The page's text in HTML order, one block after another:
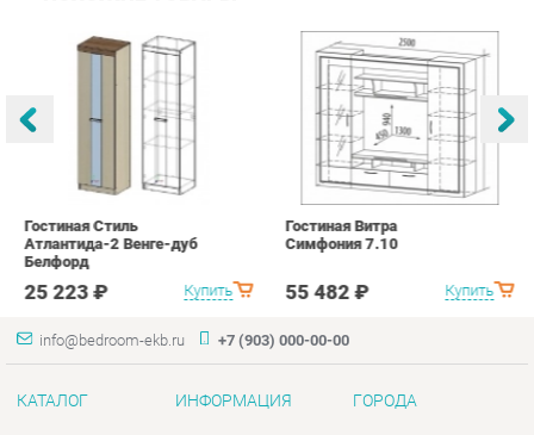
Купить
Гостиная Стиль
Атлантида-2 Венге-дуб
Белфорд
Купить
Гостиная Витра
Симфония 7.10
55 482 ₽
info@bedroom-ekb.ru
КАТАЛОГ
Коллекции
Кровати
Матрасы
Комоды
ИНФОРМАЦИЯ
О проекте
Контакты
Дизайн
Доставка и Оплата
ГОРОДА
Весь мир